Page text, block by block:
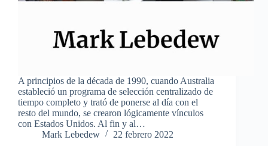
A principios de la década de 1990, cuando Australia
estableció un programa de selección centralizado de
tiempo completo y trató de ponerse al día con el
resto del mundo, se crearon lógicamente vínculos
con Estados Unidos. Al fin y al…
Mark Lebedew
22 febrero 2022